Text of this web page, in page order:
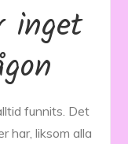
inget
funnits. Det
har, liksom alla